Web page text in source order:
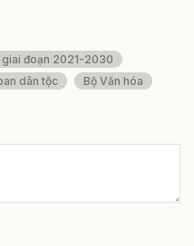
đoạn 2021-2030
dân tộc
Bộ Văn hóa